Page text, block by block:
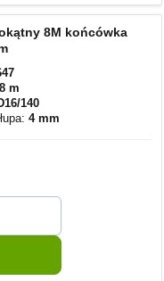
8M końcówka
8 m
140
4 mm